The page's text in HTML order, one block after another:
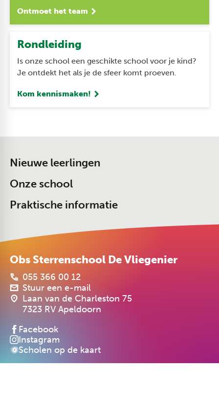
Ontmoet het team
Rondleiding
Is onze school een geschikte school voor je kind?
Je ontdekt het als je de sfeer komt proeven.
Kom kennismaken!
Nieuwe leerlingen
Onze school
Praktische informatie
Obs Sterrenschool De Vliegenier
055 366 00 12
Stuur een e-mail
Laan van de Charleston 75
7323 RV Apeldoorn
Facebook
Instagram
Scholen op de kaart